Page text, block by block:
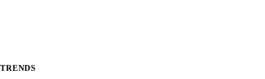
TRENDS